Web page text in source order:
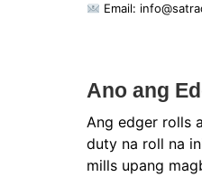
Email:
Ano ang
Ang edger rolls
duty na roll na
mills upang